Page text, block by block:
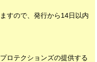
すので、発行から14日以内
ロテクションズの提供する